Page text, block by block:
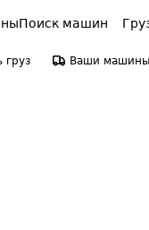
Поиск машин
груз Ваши машины